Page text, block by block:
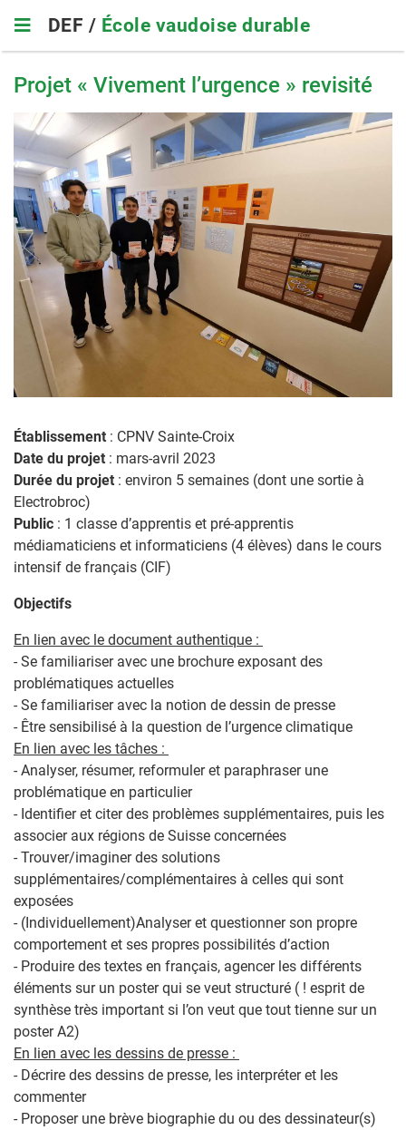
main
navigation
DEF / École vaudoise durable
Projet « Vivement l’urgence » revisité
Établissement : CPNV Sainte-Croix
Date du projet : mars-avril 2023
Durée du projet : environ 5 semaines (dont une sortie à
Electrobroc)
Public : 1 classe d’apprentis et pré-apprentis
médiamaticiens et informaticiens (4 élèves) dans le cours
intensif de français (CIF)
Objectifs
En lien avec le document authentique :
- Se familiariser avec une brochure exposant des
problématiques actuelles
- Se familiariser avec la notion de dessin de presse
- Être sensibilisé à la question de l’urgence climatique
En lien avec les tâches :
- Analyser, résumer, reformuler et paraphraser une
problématique en particulier
- Identifier et citer des problèmes supplémentaires, puis les
associer aux régions de Suisse concernées
- Trouver/imaginer des solutions
supplémentaires/complémentaires à celles qui sont
exposées
- (Individuellement)Analyser et questionner son propre
comportement et ses propres possibilités d’action
- Produire des textes en français, agencer les différents
éléments sur un poster qui se veut structuré ( ! esprit de
synthèse très important si l’on veut que tout tienne sur un
poster A2)
En lien avec les dessins de presse :
- Décrire des dessins de presse, les interpréter et les
commenter
- Proposer une brève biographie du ou des dessinateur(s)